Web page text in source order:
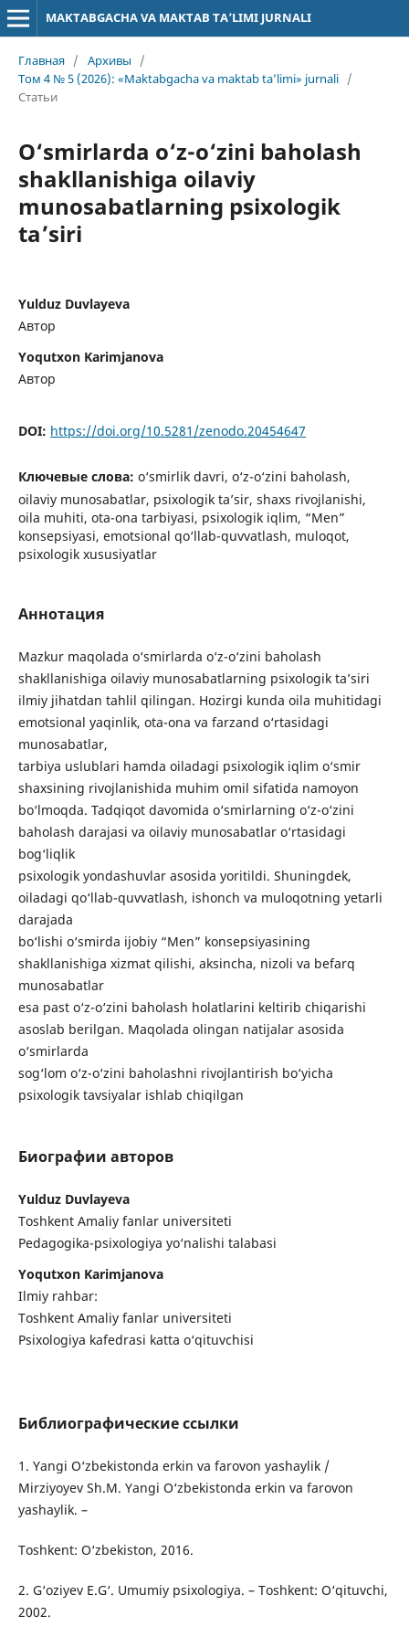
MAKTABGACHA VA MAKTAB TA’LIMI JURNALI
Главная / Архивы
/
Том 4 № 5 (2026): «Maktabgacha va maktab ta’limi» jurnali /
Статьи
O‘smirlarda o‘z-o‘zini baholash
shakllanishiga oilaviy
munosabatlarning psixologik
ta’siri
Yulduz Duvlayeva
Автор
Yoqutxon Karimjanova
Автор
DOI: https://doi.org/10.5281/zenodo.20454647
Ключевые слова: o‘smirlik davri, o‘z-o‘zini baholash,
oilaviy munosabatlar, psixologik ta’sir, shaxs rivojlanishi,
oila muhiti, ota-ona tarbiyasi, psixologik iqlim, “Men”
konsepsiyasi, emotsional qo‘llab-quvvatlash, muloqot,
psixologik xususiyatlar
Аннотация
Mazkur maqolada o‘smirlarda o‘z-o‘zini baholash
shakllanishiga oilaviy munosabatlarning psixologik ta’siri
ilmiy jihatdan tahlil qilingan. Hozirgi kunda oila muhitidagi
emotsional yaqinlik, ota-ona va farzand o‘rtasidagi
munosabatlar,
tarbiya uslublari hamda oiladagi psixologik iqlim o‘smir
shaxsining rivojlanishida muhim omil sifatida namoyon
bo‘lmoqda. Tadqiqot davomida o‘smirlarning o‘z-o‘zini
baholash darajasi va oilaviy munosabatlar o‘rtasidagi
bog‘liqlik
psixologik yondashuvlar asosida yoritildi. Shuningdek,
oiladagi qo‘llab-quvvatlash, ishonch va muloqotning yetarli
darajada
bo‘lishi o‘smirda ijobiy “Men” konsepsiyasining
shakllanishiga xizmat qilishi, aksincha, nizoli va befarq
munosabatlar
esa past o‘z-o‘zini baholash holatlarini keltirib chiqarishi
asoslab berilgan. Maqolada olingan natijalar asosida
o‘smirlarda
sog‘lom o‘z-o‘zini baholashni rivojlantirish bo‘yicha
psixologik tavsiyalar ishlab chiqilgan
Биографии авторов
Yulduz Duvlayeva
Toshkent Amaliy fanlar universiteti
Pedagogika-psixologiya yo‘nalishi talabasi
Yoqutxon Karimjanova
Ilmiy rahbar:
Toshkent Amaliy fanlar universiteti
Psixologiya kafedrasi katta o‘qituvchisi
Библиографические ссылки
1. Yangi O‘zbekistonda erkin va farovon yashaylik /
Mirziyoyev Sh.M. Yangi O‘zbekistonda erkin va farovon
yashaylik. –
Toshkent: O‘zbekiston, 2016.
2. G‘oziyev E.G‘. Umumiy psixologiya. – Toshkent: O‘qituvchi,
2002.